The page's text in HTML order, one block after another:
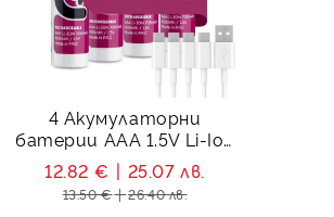
4 Акумулаторни
батерии ААА 1.5V Li-Ion
500 mAh + USB Type C -
Uniross
12.82 € 25.07 лв.
13.50 € 26.40 лв.